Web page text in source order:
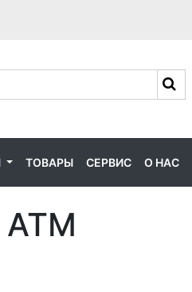
ТОВАРЫ СЕРВИС О НАС
АТМ